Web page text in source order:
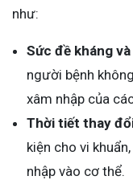
như:
Sức đề kháng
người bệnh
xâm nhập của
Thời tiết thay
kiện cho vi
nhập vào cơ thể.